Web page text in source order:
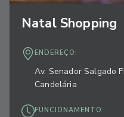
Natal Shopping
ENDEREÇO:
Av. Senador Salgado
Candelária
FUNCIONAMENTO: